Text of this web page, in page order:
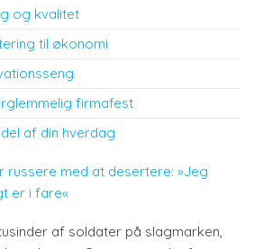
og kvalitet
til økonomi
firmafest
af din hverdag
med at desertere: »Jeg
er i fare«
af soldater på slagmarken,